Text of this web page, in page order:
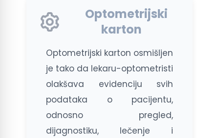
Optometrijski
karton
Optometrijski karton osmišljen
je tako da lekaru-optometristi
olakšava evidenciju svih
podataka o pacijentu,
odnosno pregled,
dijagnostiku, lečenje i